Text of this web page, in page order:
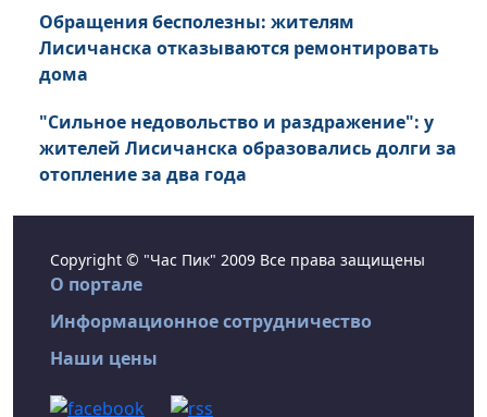
Обращения бесполезны: жителям
Лисичанска отказываются ремонтировать
дома
"Сильное недовольство и раздражение": у
жителей Лисичанска образовались долги за
отопление за два года
Copyright © "Час Пик" 2009 Все права защищены
О портале
Информационное сотрудничество
Наши цены